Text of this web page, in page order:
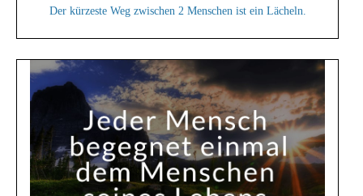
Der kürzeste Weg zwischen 2 Menschen ist ein Lächeln.